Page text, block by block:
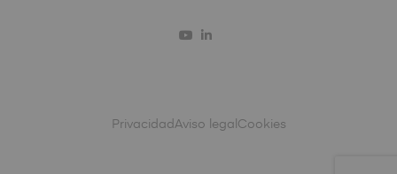
PrivacidadAviso legal Cookies